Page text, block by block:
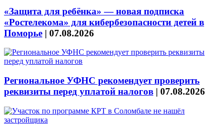
«Защита для ребёнка» — новая подписка
«Ростелекома» для кибербезопасности детей в
Поморье | 07.08.2026
Региональное УФНС рекомендует проверить
реквизиты перед уплатой налогов | 07.08.2026